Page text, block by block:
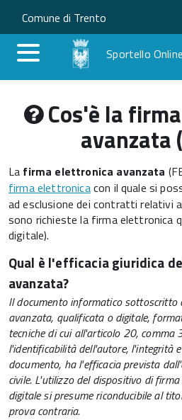
Salta al contenuto
Skip to site navigation
Comune di Trento
Sportello Online
Cos'è la
avanzata
La firma elettronica avanzata
firma elettronicacon il quale si
ad esclusione dei contratti relativi
sono richieste la firma elettronica
digitale).
Qual è l'efficacia giuridica
avanzata?
Il documento informatico sottoscritto
avanzata, qualificata o digitale,
tecniche di cui all'articolo 20, comma
l'identificabilità dell'autore, l'integrità
documento, ha l'efficacia prevista
civile. L'utilizzo del dispositivo di
digitale si presume riconducibile al
prova contraria.